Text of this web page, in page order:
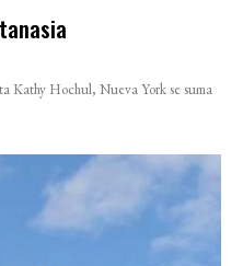
Kathy Hochul, Nueva York se suma